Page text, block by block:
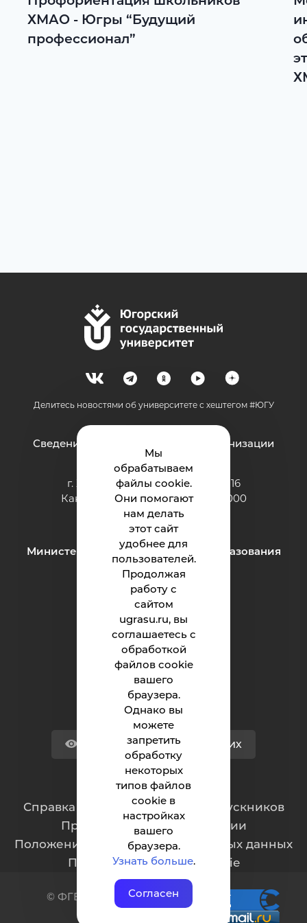
Мы
обрабатываем
файлы cookie.
Они помогают
нам делать
этот сайт
удобнее для
пользователей.
Продолжая
работу с
сайтом
ugrasu.ru, вы
соглашаетесь с
обработкой
файлов cookie
вашего
браузера.
Однако вы
можете
запретить
обработку
некоторых
типов файлов
cookie в
настройках
вашего
браузера.
Узнать больше.
Согласен
ХМАО - Югры “Будущий
профессионал”
Делитесь новостями об университете с хештегом #ЮГУ
Сведения об образовательной организации
г. Ханты-Мансийск, ул. Чехова, 16
Канцелярия: тел.: +7 (3467) 377-000
e-mail:ugrasu@ugrasu.ru
Министерство науки и высшего образования
Российской Федерации
Университет
Поступающему
Студенту
Сотруднику
Версия для слабовидящих
Обращения граждан
Cправка для отчисленных и выпускников
Противодействие коррупции
Положение о защите персональных данных
Политика обработки cookie
© ФГБОУ ВО ЮГУ 2001–2025